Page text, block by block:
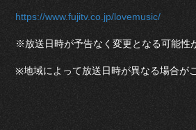
https://www.fujitv.co.jp/lovemusic/
※放送日時が予告なく変更となる可能性
※地域によって放送日時が異なる場合が